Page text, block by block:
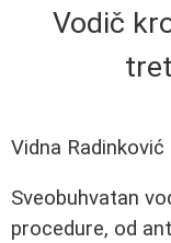
Vodič
Vidna Radinković
Sveobuhvatan
procedure, od